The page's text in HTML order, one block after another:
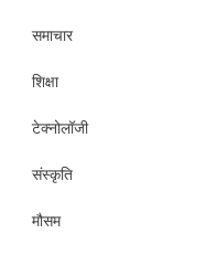
समाचार
शिक्षा
टेक्नोलॉजी
संस्कृति
मौसम